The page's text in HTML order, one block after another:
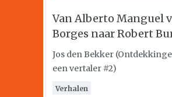
Van Alberto Manguel
Borges naar Robert
Jos den Bekker
een vertaler #2)
Verhalen